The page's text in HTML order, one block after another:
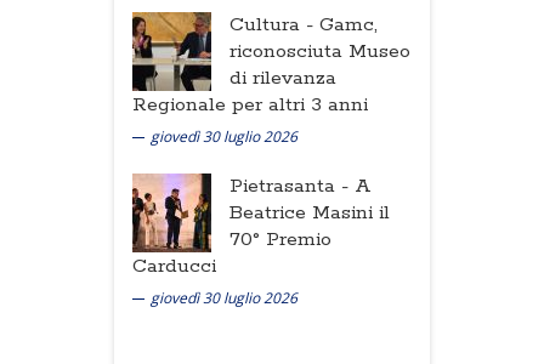
Cultura - Gamc,
riconosciuta Museo
di rilevanza
Regionale per altri 3 anni
giovedì 30 luglio 2026
Pietrasanta - A
Beatrice Masini il
70° Premio
Carducci
giovedì 30 luglio 2026